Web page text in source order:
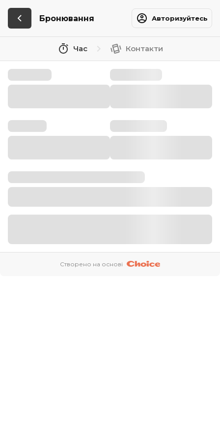
Бронювання Авторизуйтесь
Час Контакти
Створено на основі